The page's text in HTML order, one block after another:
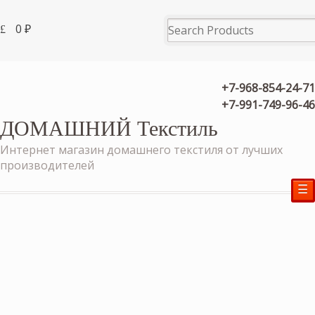
0 ₽
+7-968-854-24-71
+7-991-749-96-46
ДОМАШНИЙ Текстиль
Интернет магазин домашнего текстиля от лучших
производителей
☰